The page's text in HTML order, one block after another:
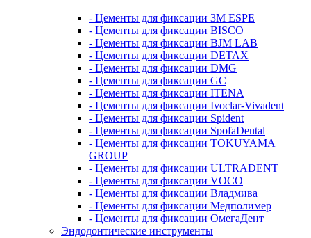
- Цементы для фиксации 3M ESPE
- Цементы для фиксации BISCO
- Цементы для фиксации BJM LAB
- Цементы для фиксации DETAX
- Цементы для фиксации DMG
- Цементы для фиксации GC
- Цементы для фиксации ITENA
- Цементы для фиксации Ivoclar-Vivadent
- Цементы для фиксации Spident
- Цементы для фиксации SpofaDental
- Цементы для фиксации TOKUYAMA
GROUP
- Цементы для фиксации ULTRADENT
- Цементы для фиксации VOCO
- Цементы для фиксации Владмива
- Цементы для фиксации Медполимер
- Цементы для фиксации ОмегаДент
Эндодонтические инструменты